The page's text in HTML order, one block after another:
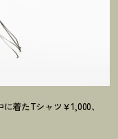
着たTシャツ￥1,000、